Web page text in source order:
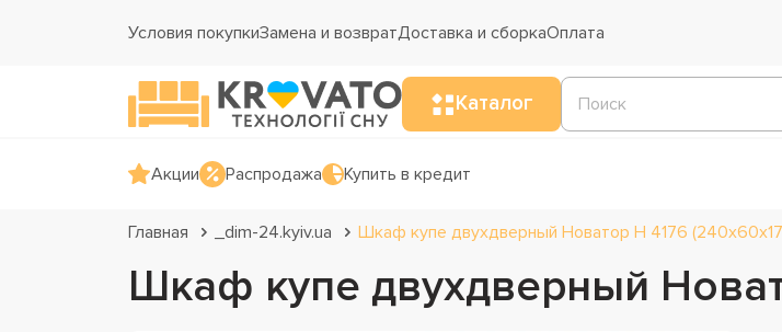
Условия покупкиЗамена и возвратДоставка и сборкаОплата
Каталог
Акции Распродажа Купить в кредит
Главная _dim-24.kyiv.ua Шкаф купе двухдверный Новатор Н 4176
Шкаф купе двухдверный